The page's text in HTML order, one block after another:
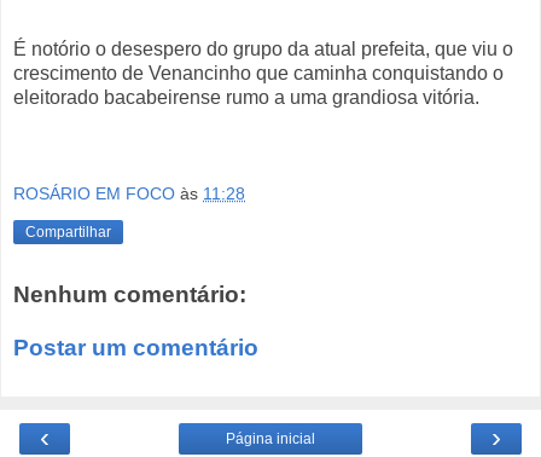
É notório o desespero do grupo da atual prefeita, que viu o
crescimento de Venancinho que caminha conquistando o
eleitorado bacabeirense rumo a uma grandiosa vitória.
ROSÁRIO EM FOCO às 11:28
Compartilhar
Nenhum comentário:
Postar um comentário
‹ ›
Página inicial